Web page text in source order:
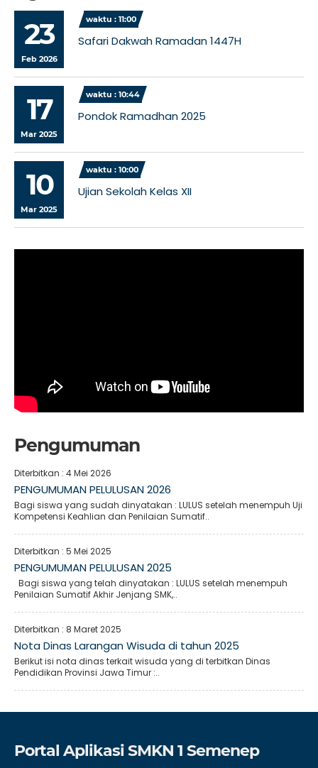
23
Feb 2026
waktu : 11:00
Safari Dakwah Ramadan 1447H
17
Mar 2025
waktu : 10:44
Pondok Ramadhan 2025
10
Mar 2025
waktu : 10:00
Ujian Sekolah Kelas XII
Pengumuman
Diterbitkan : 4 Mei 2026
PENGUMUMAN PELULUSAN 2026
Bagi siswa yang sudah dinyatakan : LULUS setelah menempuh Uji
Kompetensi Keahlian dan Penilaian Sumatif..
Diterbitkan : 5 Mei 2025
PENGUMUMAN PELULUSAN 2025
Bagi siswa yang telah dinyatakan : LULUS setelah menempuh
Penilaian Sumatif Akhir Jenjang SMK,..
Diterbitkan : 8 Maret 2025
Nota Dinas Larangan Wisuda di tahun 2025
Berikut isi nota dinas terkait wisuda yang di terbitkan Dinas
Pendidikan Provinsi Jawa Timur :..
Portal Aplikasi SMKN 1 Semenep